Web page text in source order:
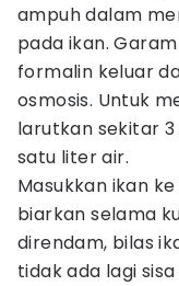
ampuh dalam
pada ikan.
formalin keluar
osmosis. Untuk
larutkan sekitar
satu liter air.
Masukkan ikan
biarkan selama
direndam, bilas
tidak ada lagi